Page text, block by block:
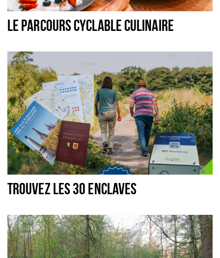
Dormir
Récréation
Achats
Parking
Éxpercience
Enclaves
Musée et théâtre
Activité
Piste cyclable
Marche et randonnées
Nature
Sign in
LE PARCOURS CYCLABLE CULINAIRE
TROUVEZ LES 30 ENCLAVES